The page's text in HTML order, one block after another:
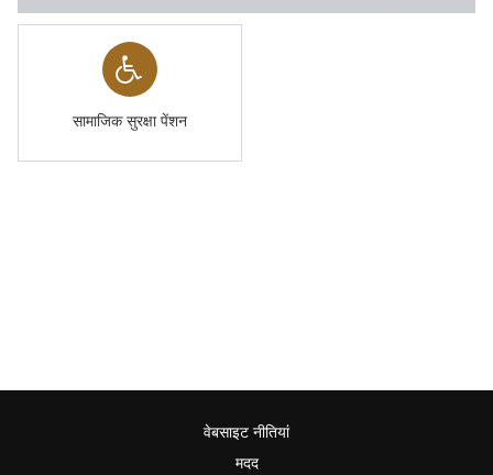
सामाजिक सुरक्षा पेंशन
वेबसाइट नीतियां
मदद